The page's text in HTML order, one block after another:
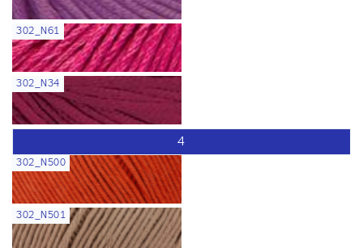
302_N61
302_N34
4
302_N500
302_N501